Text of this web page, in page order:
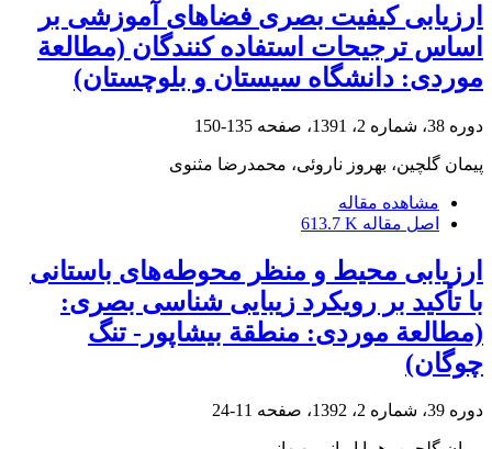
ارزیابی کیفیت بصری فضاهای آموزشی بر
اساس ترجیحات استفاده کنندگان (مطالعة
موردی: دانشگاه سیستان و بلوچستان)
دوره 38، شماره 2، 1391، صفحه 135-150
پیمان گلچین، بهروز ناروئی، محمدرضا مثنوی
مشاهده مقاله
اصل مقاله 613.7 K
ارزیابی محیط و منظر محوطه‌های باستانی
با تأکید بر رویکرد زیبایی شناسی بصری:
(مطالعة موردی: منطقة بیشاپور- تنگ
چوگان)
دوره 39، شماره 2، 1392، صفحه 11-24